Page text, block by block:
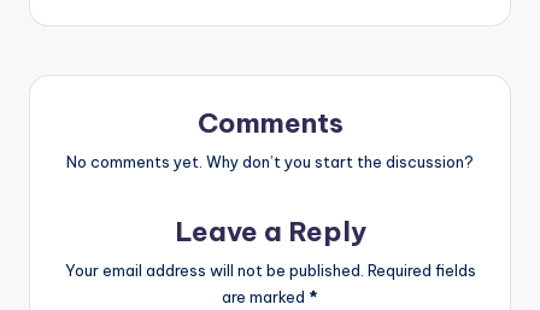
Comments
No comments yet. Why don’t you start the discussion?
Leave a Reply
Your email address will not be published. Required fields
are marked *